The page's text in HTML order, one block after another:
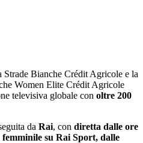
Strade Bianche Crédit Agricole e la
Women Elite Crédit Agricole
televisiva globale con oltre 200
da Rai, con diretta dalle ore
femminile su Rai Sport, dalle